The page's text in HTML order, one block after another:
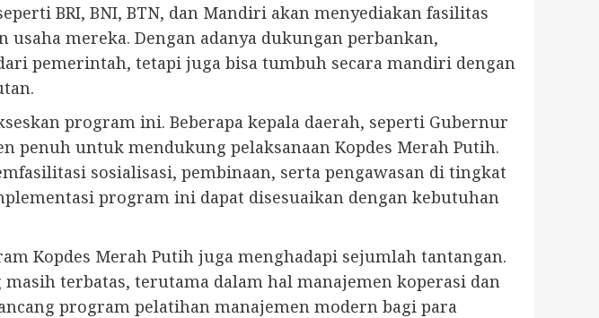
BRI, BNI, BTN, dan Mandiri akan menyediakan fasilitas
mereka. Dengan adanya dukungan perbankan,
pemerintah, tetapi juga bisa tumbuh secara mandiri dengan
program ini. Beberapa kepala daerah, seperti Gubernur
penuh untuk mendukung pelaksanaan Kopdes Merah Putih.
sosialisasi, pembinaan, serta pengawasan di tingkat
program ini dapat disesuaikan dengan kebutuhan
Kopdes Merah Putih juga menghadapi sejumlah tantangan.
terbatas, terutama dalam hal manajemen koperasi dan
program pelatihan manajemen modern bagi para